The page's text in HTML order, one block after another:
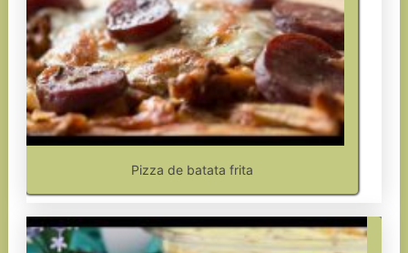
Pizza de batata frita